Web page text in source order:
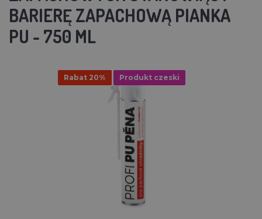
BARIERĘ ZAPACHOWĄ PIANKA
PU - 750 ML
Rabat 20% Produkt czeski